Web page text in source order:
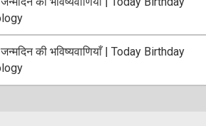
की भविष्यवाणियाँ | Today Birthday